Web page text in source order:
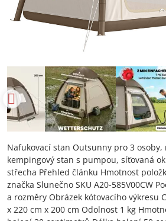
Nafukovací stan Outsunny pro 3
kempingový stan s pumpou, síťovaná
střecha Přehled článku Hmotnost
značka Slunečno SKU A20-585V00CW
a rozměry Obrázek kótovacího výkresu
x 220 cm x 200 cm Odolnost 1 kg